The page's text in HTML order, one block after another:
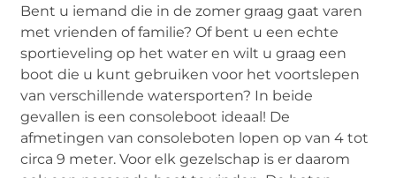
Bent u iemand die in de zomer graag gaat varen
met vrienden of familie? Of bent u een echte
sportieveling op het water en wilt u graag een
boot die u kunt gebruiken voor het voortslepen
van verschillende watersporten? In beide
gevallen is een consoleboot ideaal! De
afmetingen van consoleboten lopen op van 4 tot
circa 9 meter. Voor elk gezelschap is er daarom